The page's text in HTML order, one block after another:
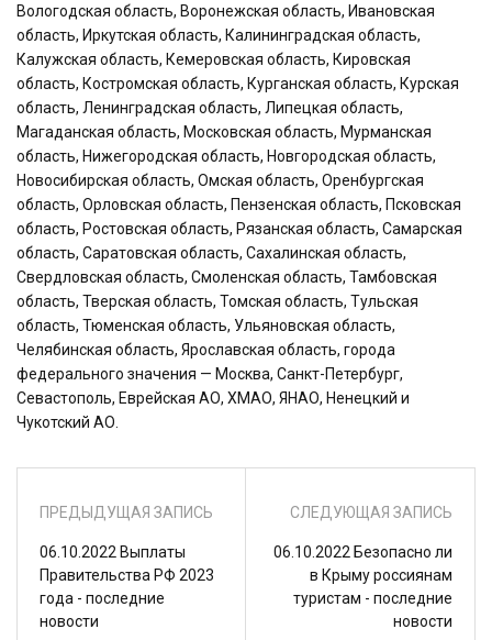
Вологодская область, Воронежская область, Ивановская
область, Иркутская область, Калининградская область,
Калужская область, Кемеровская область, Кировская
область, Костромская область, Курганская область, Курская
область, Ленинградская область, Липецкая область,
Магаданская область, Московская область, Мурманская
область, Нижегородская область, Новгородская область,
Новосибирская область, Омская область, Оренбургская
область, Орловская область, Пензенская область, Псковская
область, Ростовская область, Рязанская область, Самарская
область, Саратовская область, Сахалинская область,
Свердловская область, Смоленская область, Тамбовская
область, Тверская область, Томская область, Тульская
область, Тюменская область, Ульяновская область,
Челябинская область, Ярославская область, города
федерального значения — Москва, Санкт-Петербург,
Севастополь, Еврейская АО, ХМАО, ЯНАО, Ненецкий и
Чукотский АО.
ПРЕДЫДУЩАЯ ЗАПИСЬ
06.10.2022 Выплаты
Правительства РФ 2023
года - последние
новости
СЛЕДУЮЩАЯ ЗАПИСЬ
06.10.2022 Безопасно ли
в Крыму россиянам
туристам - последние
новости